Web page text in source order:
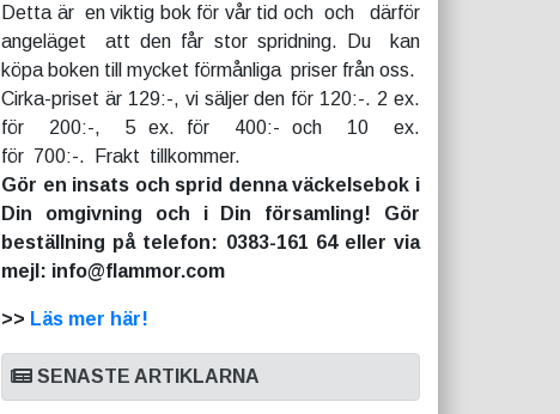
Detta är en viktig bok för vår tid och och därför
angeläget att den får stor spridning. Du kan
köpa boken till mycket förmånliga priser från oss.
Cirka-priset är 129:-, vi säljer den för 120:-. 2 ex.
för 200:-, 5 ex. för 400:- och 10 ex.
för 700:-. Frakt tillkommer.
Gör en insats och sprid denna väckelsebok i
Din omgivning och i Din församling! Gör
beställning på telefon: 0383-161 64 eller via
mejl: info@flammor.com
>> Läs mer här!
SENASTE ARTIKLARNA